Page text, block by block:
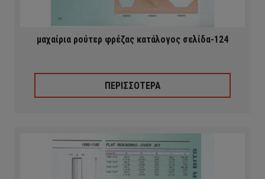
μαχαίρια ρούτερ φρέζας κατάλογος σελίδα-124
ΠΕΡΙΣΣΟΤΕΡΑ